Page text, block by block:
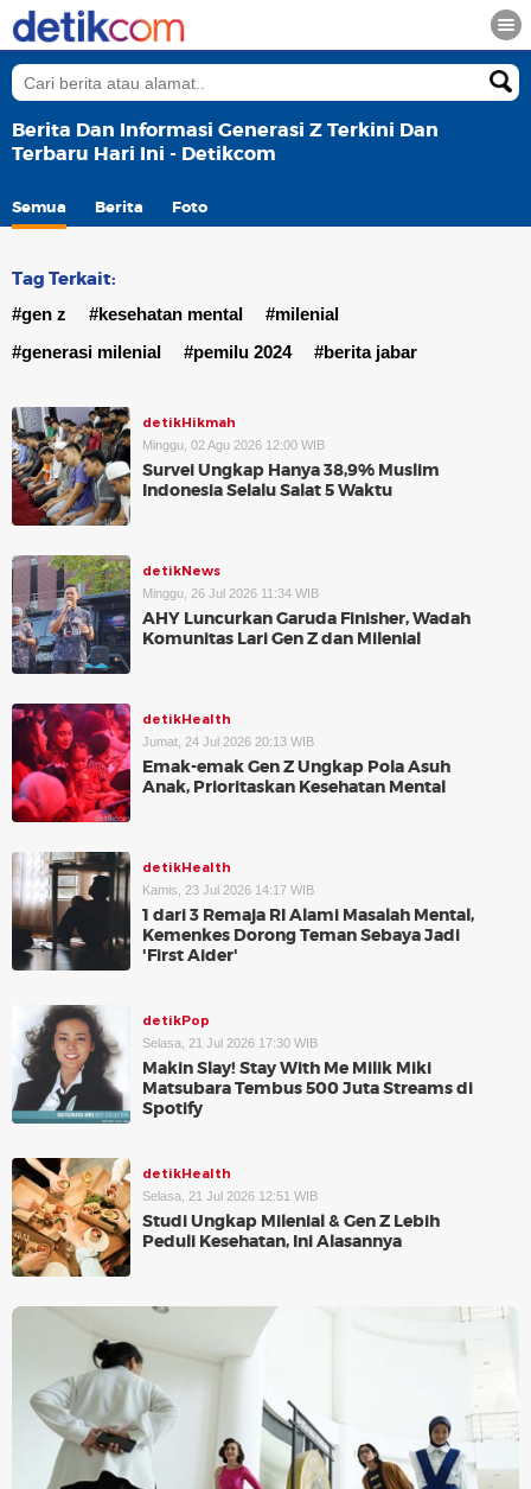
Berita Dan Informasi Generasi Z Terkini Dan
Terbaru Hari Ini - Detikcom
Semua Berita Foto
Tag Terkait:
#gen z #kesehatan mental
#milenial
#generasi milenial
#pemilu 2024 #berita jabar
detikHikmah
Minggu, 02 Agu 2026 12:00 WIB
Survei Ungkap Hanya 38,9% Muslim
Indonesia Selalu Salat 5 Waktu
detikNews
Minggu, 26 Jul 2026 11:34 WIB
AHY Luncurkan Garuda Finisher, Wadah
Komunitas Lari Gen Z dan Milenial
detikHealth
Jumat, 24 Jul 2026 20:13 WIB
Emak-emak Gen Z Ungkap Pola Asuh
Anak, Prioritaskan Kesehatan Mental
detikHealth
Kamis, 23 Jul 2026 14:17 WIB
1 dari 3 Remaja RI Alami Masalah Mental,
Kemenkes Dorong Teman Sebaya Jadi
'First Aider'
detikPop
Selasa, 21 Jul 2026 17:30 WIB
Makin Slay! Stay With Me Milik Miki
Matsubara Tembus 500 Juta Streams di
Spotify
detikHealth
Selasa, 21 Jul 2026 12:51 WIB
Studi Ungkap Milenial & Gen Z Lebih
Peduli Kesehatan, Ini Alasannya